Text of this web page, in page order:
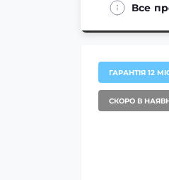
Все
ГАРАНТІЯ 12
СКОРО В